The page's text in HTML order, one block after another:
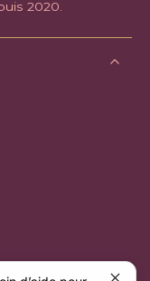
2020.